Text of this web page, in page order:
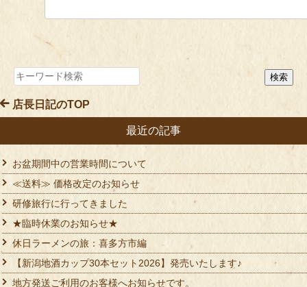
店長日記のTOP
最近の記事
お盆期間中の営業時間について
≪送料≫ 価格改定のお知らせ
研修旅行に行ってきました
★臨時休業のお知らせ★
休日ラーメンの旅：喜多方市編
【新潟地酒カップ30本セット2026】発売いたします♪
地方発送ご利用のお客様へお知らせです。